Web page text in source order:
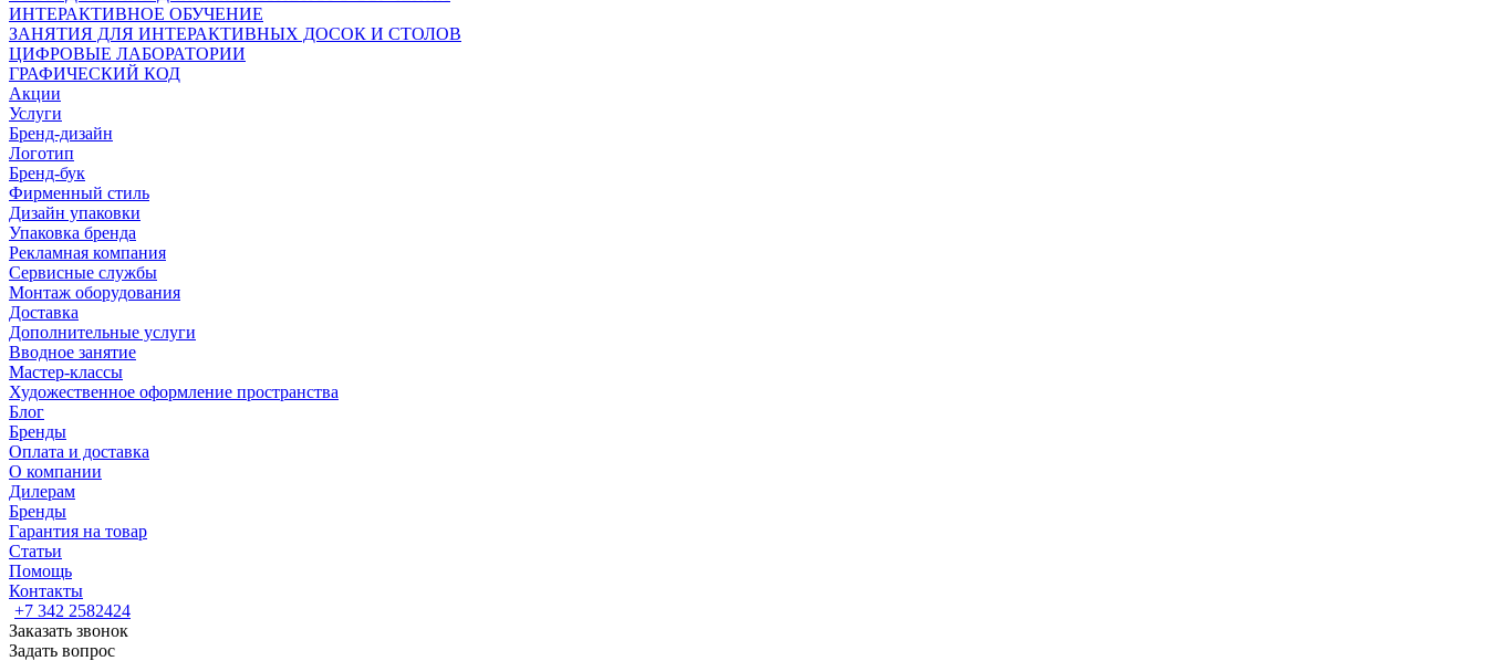
ИНТЕРАКТИВНОЕ ОБУЧЕНИЕ
ЗАНЯТИЯ ДЛЯ ИНТЕРАКТИВНЫХ ДОСОК И СТОЛОВ
ЦИФРОВЫЕ ЛАБОРАТОРИИ
ГРАФИЧЕСКИЙ КОД
Акции
Услуги
Бренд-дизайн
Логотип
Бренд-бук
Фирменный стиль
Дизайн упаковки
Упаковка бренда
Рекламная компания
Сервисные службы
Монтаж оборудования
Доставка
Дополнительные услуги
Вводное занятие
Мастер-классы
Художественное оформление пространства
Блог
Бренды
Оплата и доставка
О компании
Дилерам
Бренды
Гарантия на товар
Статьи
Помощь
Контакты
+7 342 2582424
Заказать звонок
Задать вопрос